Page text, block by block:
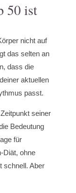
50 ist
nicht auf
das selten an
dass die
aktuellen
passt.
seiner
Bedeutung
für
Diät, ohne
schnell. Aber